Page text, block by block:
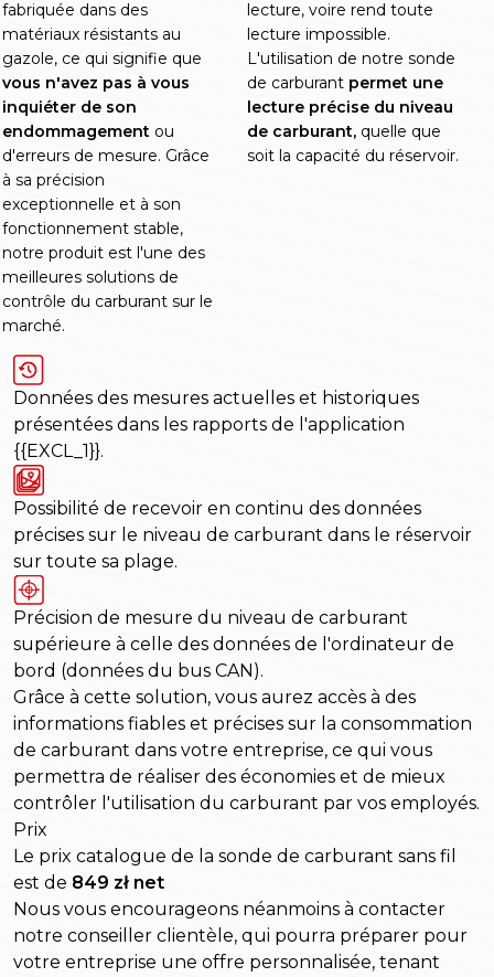
fabriquée dans des
matériaux résistants au
gazole, ce qui signifie que
vous n'avez pas à vous
inquiéter de son
endommagement ou
d'erreurs de mesure. Grâce
à sa précision
exceptionnelle et à son
fonctionnement stable,
notre produit est l'une des
meilleures solutions de
contrôle du carburant sur le
marché.
lecture, voire rend toute
lecture impossible.
L'utilisation de notre sonde
de carburant permet une
lecture précise du niveau
de carburant, quelle que
soit la capacité du réservoir.
Données des mesures actuelles et historiques
présentées dans les rapports de l'application
{{EXCL_1}}.
Possibilité de recevoir en continu des données
précises sur le niveau de carburant dans le réservoir
sur toute sa plage.
Précision de mesure du niveau de carburant
supérieure à celle des données de l'ordinateur de
bord (données du bus CAN).
Grâce à cette solution, vous aurez accès à des
informations fiables et précises sur la consommation
de carburant dans votre entreprise, ce qui vous
permettra de réaliser des économies et de mieux
contrôler l'utilisation du carburant par vos employés.
Prix
Le prix catalogue de la sonde de carburant sans fil
est de 849 zł net
Nous vous encourageons néanmoins à contacter
notre conseiller clientèle, qui pourra préparer pour
votre entreprise une offre personnalisée, tenant